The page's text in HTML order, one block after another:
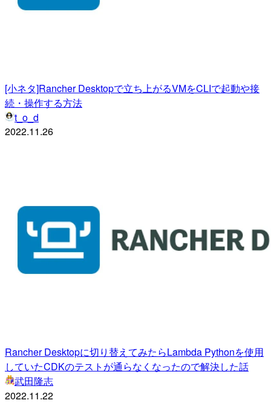
[小ネタ]Rancher Desktopで立ち上がるVMをCLIで起動や接
続・操作する方法
t_o_d
2022.11.26
Rancher Desktopに切り替えてみたらLambda Pythonを使用
していたCDKのテストが通らなくなったので解決した話
武田隆志
2022.11.22